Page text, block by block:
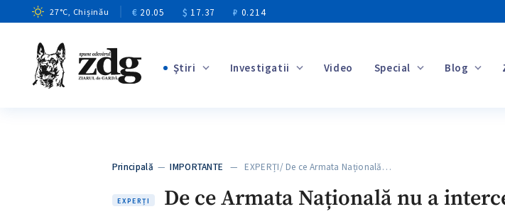
27°C, Chișinău € 20.05 $ 17.37 ₽ 0.214
Ştiri Investigatii Video Special Blog
Principală —IMPORTANTE — EXPERȚI/ De ce Armata Națională…
EXPERȚI
De ce Armata Națională nu a